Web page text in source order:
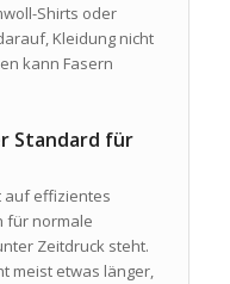
Shirts oder
Kleidung nicht
kann Fasern
Standard für
effizientes
für normale
Zeitdruck steht.
meist etwas länger,